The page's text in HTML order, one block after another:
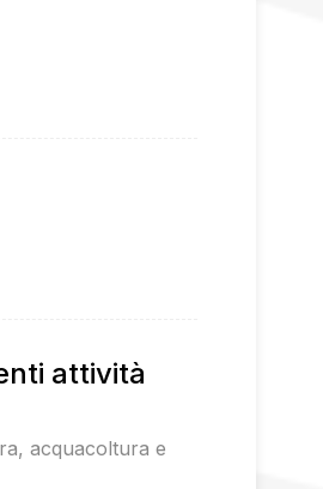
attività
acquacoltura e